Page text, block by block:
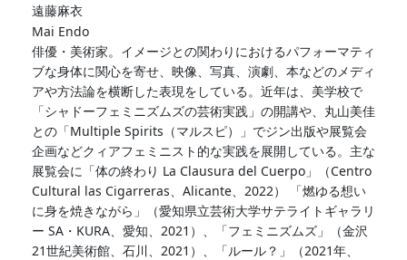
遠藤麻衣
Mai Endo
俳優・美術家。イメージとの関わりにおけるパフォーマティ
ブな身体に関心を寄せ、映像、写真、演劇、本などのメディ
アや方法論を横断した表現をしている。近年は、美学校で
「シャドーフェミニズムズの芸術実践」の開講や、丸山美佳
との「Multiple Spirits（マルスピ）」でジン出版や展覧会
企画などクィアフェミニスト的な実践を展開している。主な
展覧会に「体の終わり La Clausura del Cuerpo」（Centro
Cultural las Cigarreras、Alicante、2022） 「燃ゆる想い
に身を焼きながら」（愛知県立芸術大学サテライトギャラリ
ー SA・KURA、愛知、2021）、「フェミニズムズ」（金沢
21世紀美術館、石川、2021）、「ルール？」（2021年、